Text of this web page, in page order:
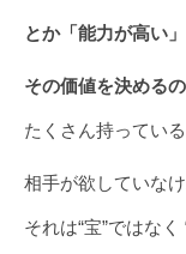
とか「能力が高い
その価値を決める
たくさん持ってい
相手が欲していなけ
それは“宝”ではなく